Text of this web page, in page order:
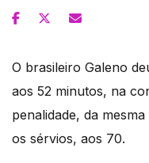
O brasileiro Galeno
aos 52 minutos, na
penalidade, da
os sérvios, aos 70.